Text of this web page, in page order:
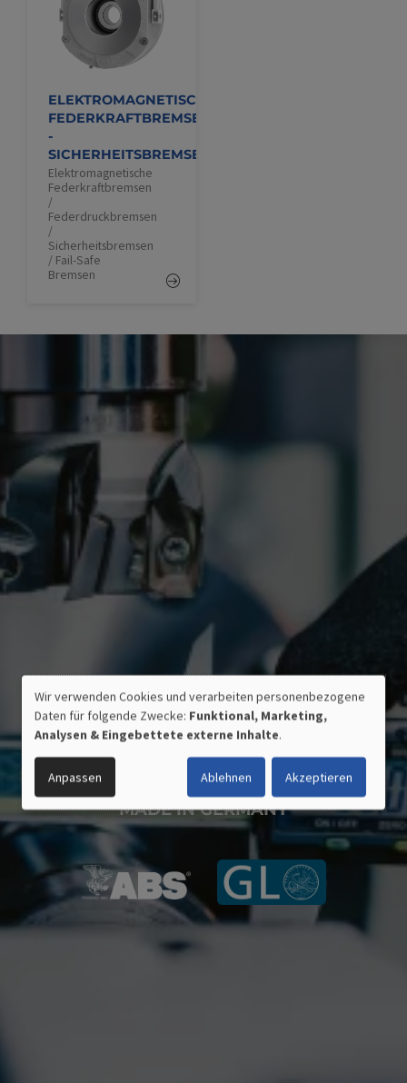
ELEKTROMAGNETISCHE
FEDERKRAFTBREMSEN
-
SICHERHEITSBREMSEN
Elektromagnetische
Federkraftbremsen
/
Federdruckbremsen
/
Sicherheitsbremsen
/ Fail-Safe
Bremsen
ZERTIFIZIERTE QUALITÄT
MADE IN GERMANY
VERWENDUNG
PERSONENBEZOGENER
DATEN
UND
COOKIES
Wir verwenden Cookies und verarbeiten personenbezogene
Daten für folgende Zwecke: Funktional, Marketing,
Analysen & Eingebettete externe Inhalte.
Anpassen Ablehnen Akzeptieren